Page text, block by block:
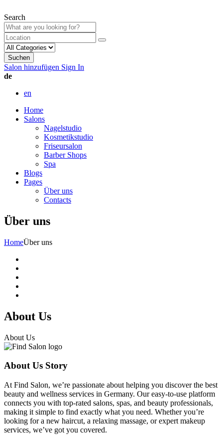
Search
Suchen
Salon hinzufügen Sign In
de
en
Home
Salons
Nagelstudio
Kosmetikstudio
Friseursalon
Barber Shops
Spa
Blogs
Pages
Über uns
Contacts
Über uns
HomeÜber uns
About Us
About Us
About Us Story
At Find Salon, we’re passionate about helping you discover the best
beauty and wellness services in Germany. Our easy-to-use platform
connects you with top-rated salons, spas, and beauty professionals,
making it simple to find exactly what you need. Whether you’re
looking for a new haircut, a relaxing massage, or expert makeup
services, we’ve got you covered.